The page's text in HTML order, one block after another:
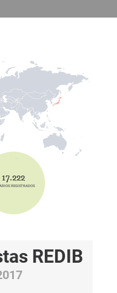
17.222
REGISTRADOS
REDIB